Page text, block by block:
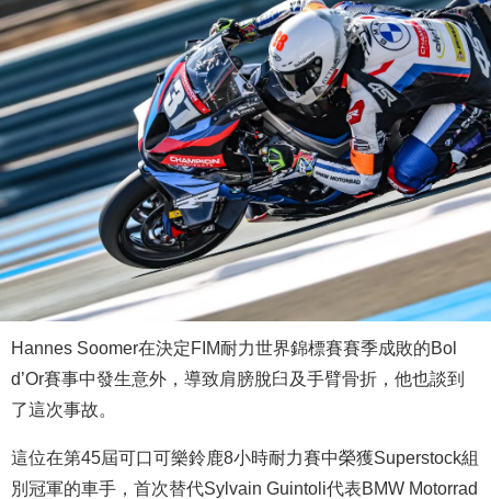
Hannes Soomer在決定FIM耐力世界錦標賽賽季成敗的Bol
d’Or賽事中發生意外，導致肩膀脫臼及手臂骨折，他也談到
了這次事故。
這位在第45屆可口可樂鈴鹿8小時耐力賽中榮獲Superstock組
別冠軍的車手，首次替代Sylvain Guintoli代表BMW Motorrad